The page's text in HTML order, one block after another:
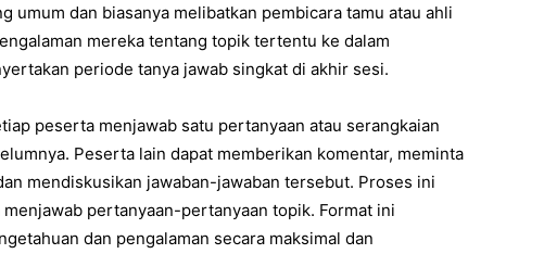
umum dan biasanya melibatkan pembicara tamu atau ahli
mereka tentang topik tertentu ke dalam
periode tanya jawab singkat di akhir sesi.
peserta menjawab satu pertanyaan atau serangkaian
Peserta lain dapat memberikan komentar, meminta
mendiskusikan jawaban-jawaban tersebut. Proses ini
pertanyaan-pertanyaan topik. Format ini
dan pengalaman secara maksimal dan